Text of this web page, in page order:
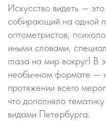
Искусство видеть —
собирающий на одной
оптометристов,
иными словами,
глаза на мир вокруг! В
необычном формате —
протяжении всего
что дополняло
видами Петербурга.